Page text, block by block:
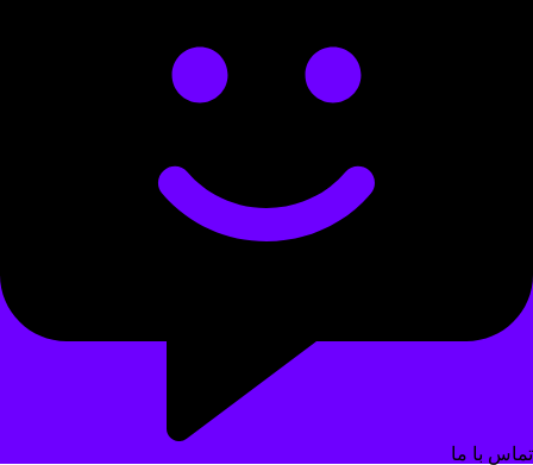
تماس با ما